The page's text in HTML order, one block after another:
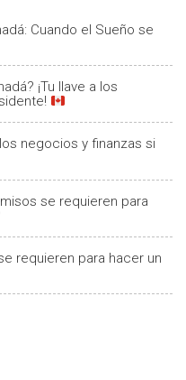
Cuando el Sueño se
¡Tu llave a los
los negocios y finanzas si
se requieren para
requieren para hacer un